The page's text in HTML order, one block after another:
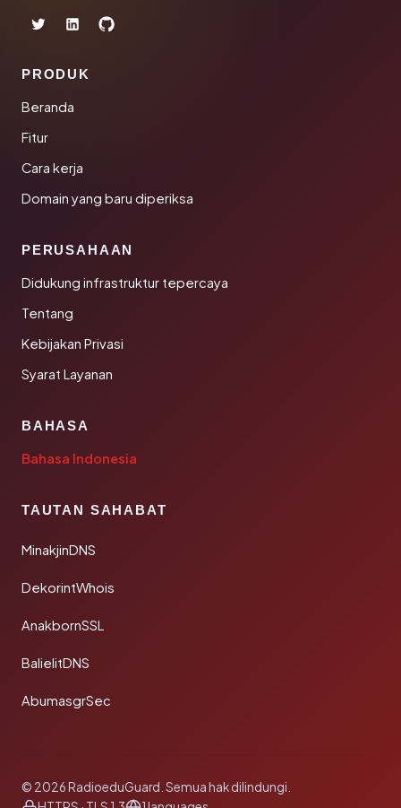
PRODUK
Beranda
Fitur
Cara kerja
Domain yang baru diperiksa
PERUSAHAAN
Didukung infrastruktur tepercaya
Tentang
Kebijakan Privasi
Syarat Layanan
BAHASA
Bahasa Indonesia
TAUTAN SAHABAT
MinakjinDNS
DekorintWhois
AnakbornSSL
BalielitDNS
AbumasgrSec
© 2026 RadioeduGuard. Semua hak dilindungi.